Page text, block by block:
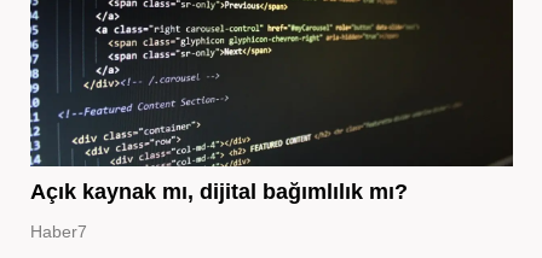
Açık kaynak mı, dijital bağımlılık mı?
Haber7